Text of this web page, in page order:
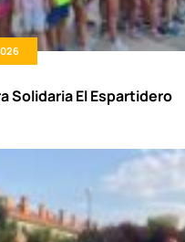
Solidaria El Espartidero